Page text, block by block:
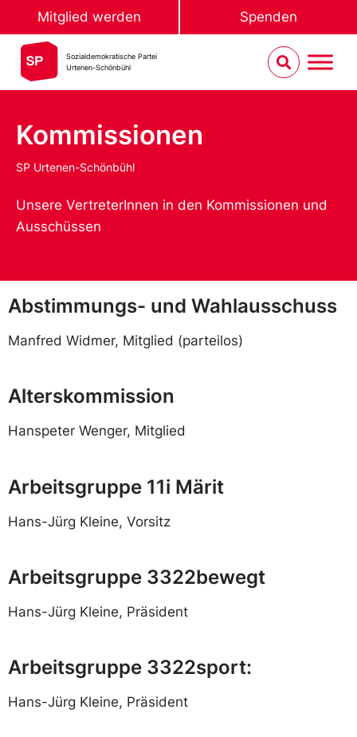
Mitglied werden Spenden
Sozialdemokratische Partei
Urtenen-Schönbühl
Kommissionen
SP Urtenen-Schönbühl
Unsere VertreterInnen in den Kommissionen und
Ausschüssen
Abstimmungs- und Wahlausschuss
Manfred Widmer, Mitglied (parteilos)
Alterskommission
Hanspeter Wenger, Mitglied
Arbeitsgruppe 11i Märit
Hans-Jürg Kleine, Vorsitz
Arbeitsgruppe 3322bewegt
Hans-Jürg Kleine, Präsident
Arbeitsgruppe 3322sport:
Hans-Jürg Kleine, Präsident